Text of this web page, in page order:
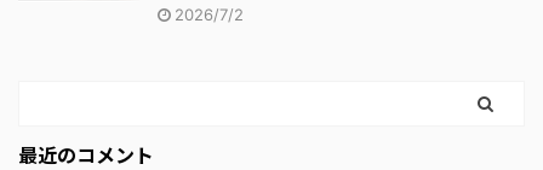
2026/7/2
最近のコメント